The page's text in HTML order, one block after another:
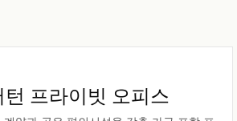
턴 프라이빗 오피스